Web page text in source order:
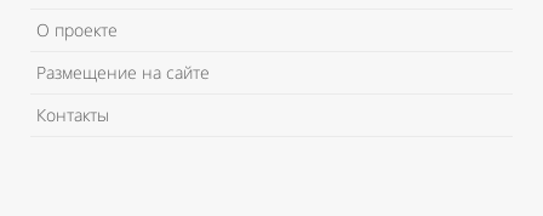
О проекте
Размещение на сайте
Контакты